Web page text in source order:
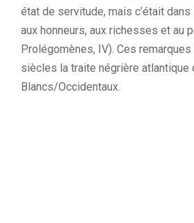
état de servitude, mais c’était dans
aux honneurs, aux richesses et au
Prolégomènes, IV). Ces
siècles la traite négrière atlantique
Blancs/Occidentaux.